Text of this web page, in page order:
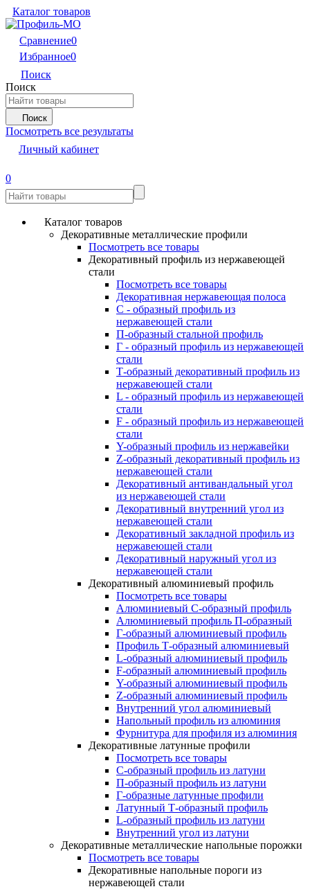
Каталог товаров
Сравнение0
Избранное0
Поиск
Поиск
Поиск
Посмотреть все результаты
Личный кабинет
0
Каталог товаров
Декоративные металлические профили
Посмотреть все товары
Декоративный профиль из нержавеющей
стали
Посмотреть все товары
Декоративная нержавеющая полоса
С - образный профиль из
нержавеющей стали
П-образный стальной профиль
Г - образный профиль из нержавеющей
стали
Т-образный декоративный профиль из
нержавеющей стали
L - образный профиль из нержавеющей
стали
F - образный профиль из нержавеющей
стали
Y-образный профиль из нержавейки
Z-образный декоративный профиль из
нержавеющей стали
Декоративный антивандальный угол
из нержавеющей стали
Декоративный внутренний угол из
нержавеющей стали
Декоративный закладной профиль из
нержавеющей стали
Декоративный наружный угол из
нержавеющей стали
Декоративный алюминиевый профиль
Посмотреть все товары
Алюминиевый С-образный профиль
Алюминиевый профиль П-образный
Г-образный алюминиевый профиль
Профиль Т-образный алюминиевый
L-образный алюминиевый профиль
F-образный алюминиевый профиль
Y-образный алюминиевый профиль
Z-образный алюминиевый профиль
Внутренний угол алюминиевый
Напольный профиль из алюминия
Фурнитура для профиля из алюминия
Декоративные латунные профили
Посмотреть все товары
C-образный профиль из латуни
П-образный профиль из латуни
Г-образные латунные профили
Латунный Т-образный профиль
L-образный профиль из латуни
Внутренний угол из латуни
Декоративные металлические напольные порожки
Посмотреть все товары
Декоративные напольные пороги из
нержавеющей стали